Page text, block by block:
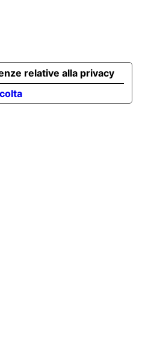
relative alla privacy